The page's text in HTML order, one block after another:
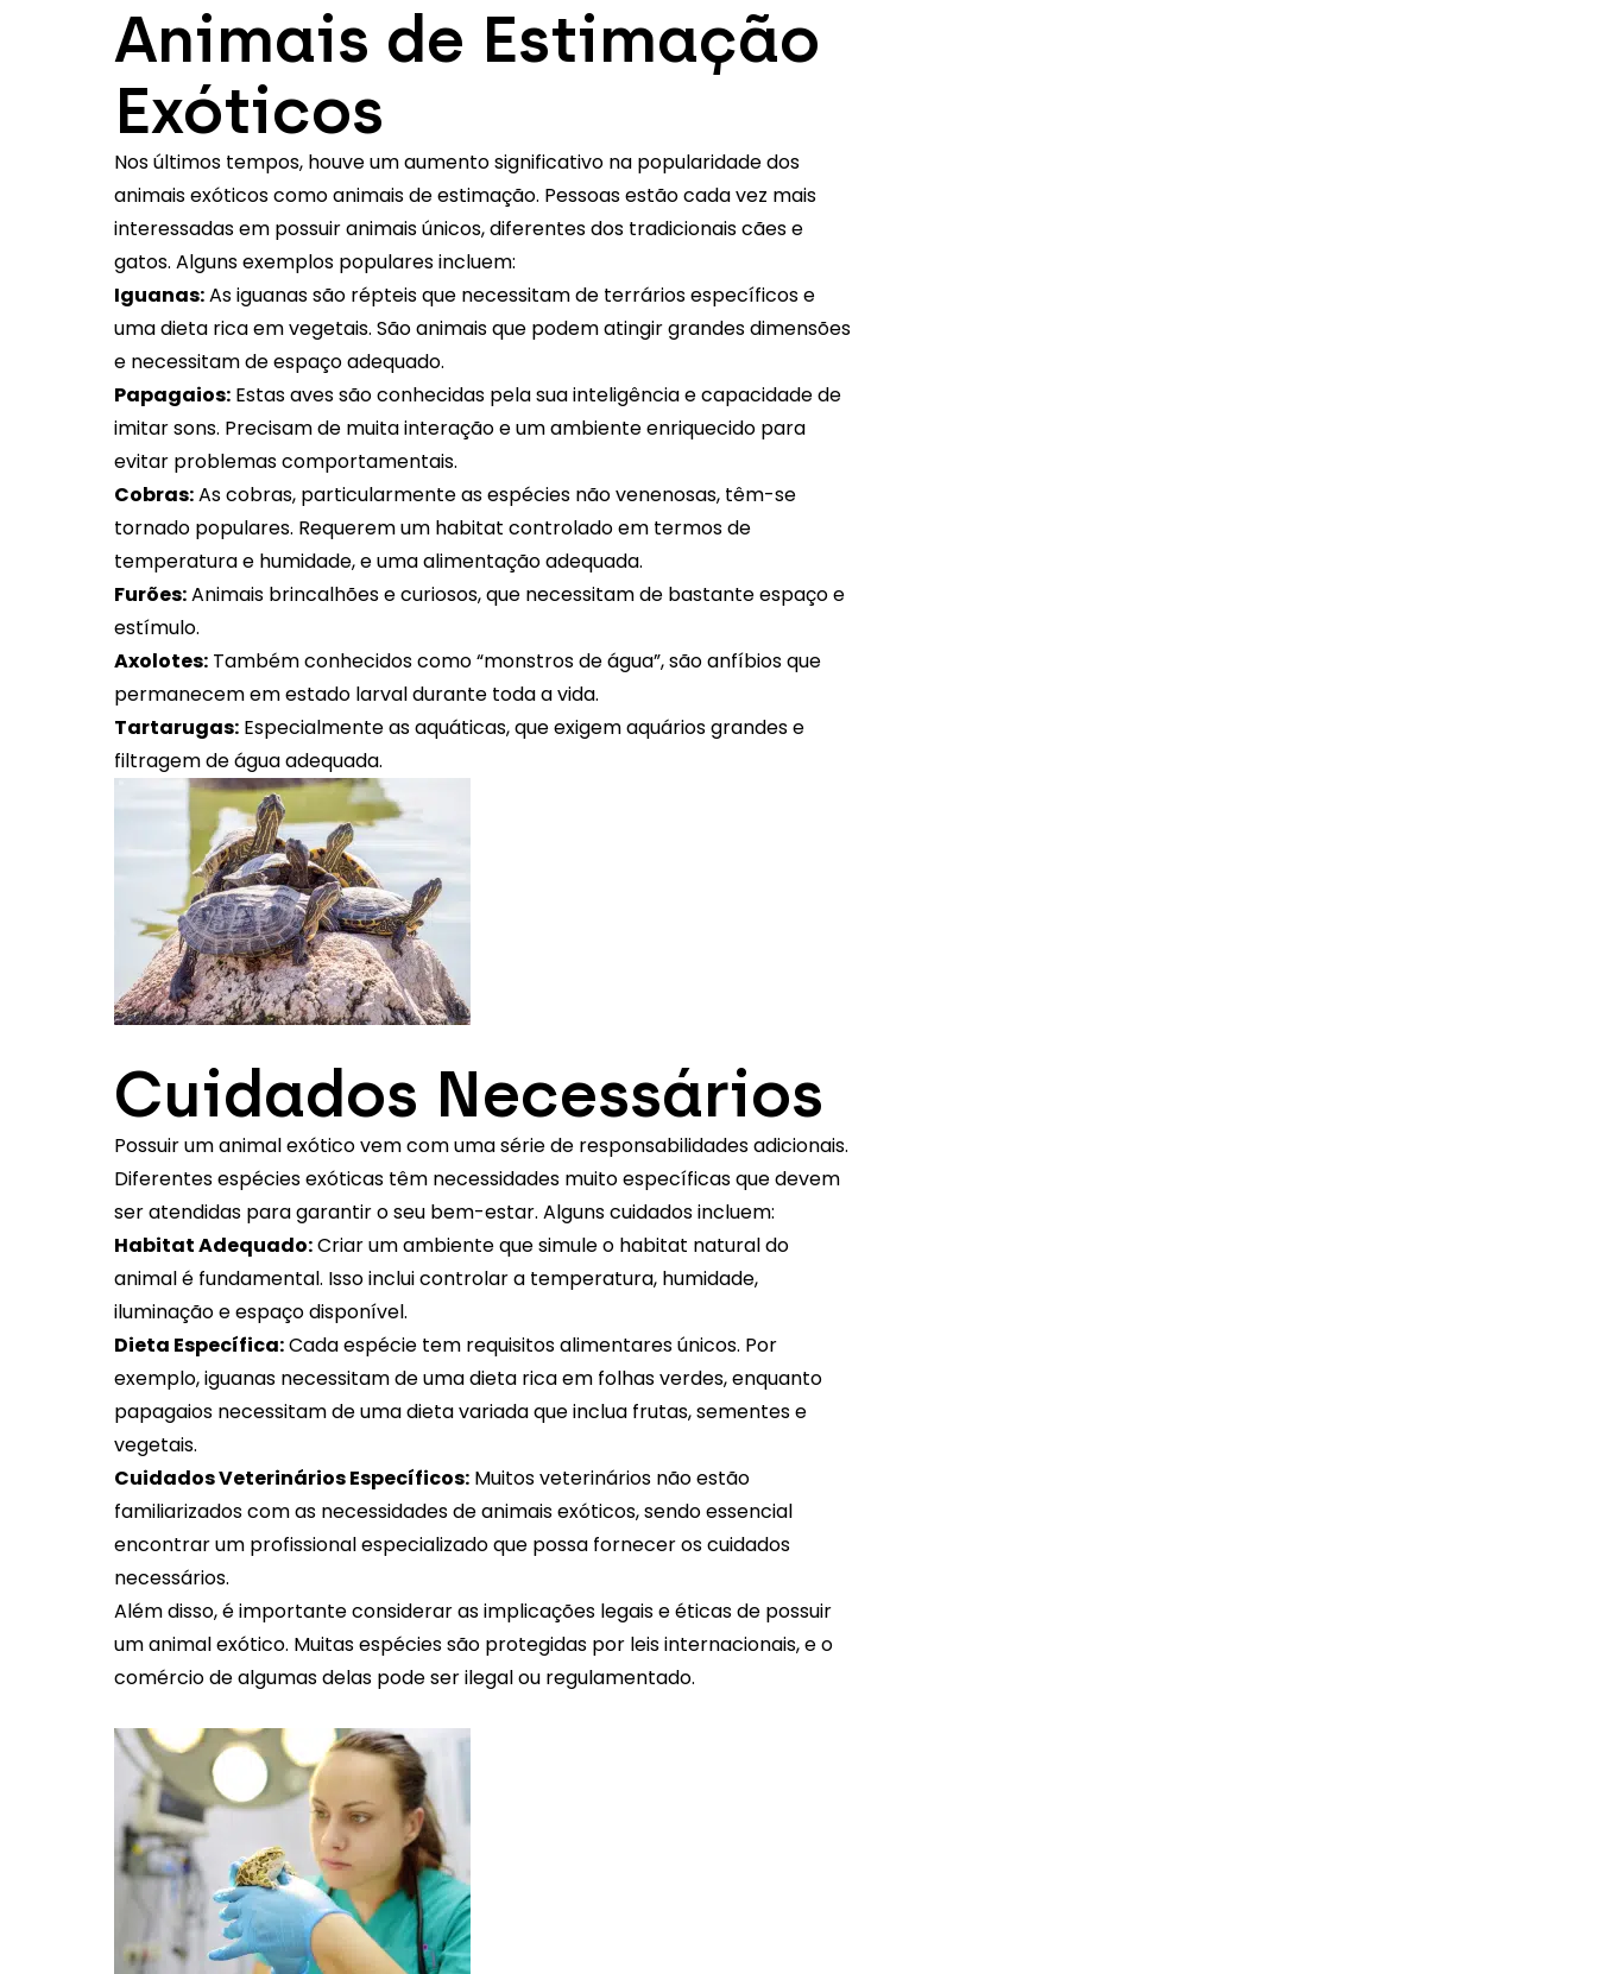
Animais de Estimação
Exóticos
Nos últimos tempos, houve um aumento significativo na popularidade dos
animais exóticos como animais de estimação. Pessoas estão cada vez mais
interessadas em possuir animais únicos, diferentes dos tradicionais cães e
gatos. Alguns exemplos populares incluem:
Iguanas:As iguanas são répteis que necessitam de terrários específicos e
uma dieta rica em vegetais. São animais que podem atingir grandes dimensões
e necessitam de espaço adequado.
Papagaios: Estas aves são conhecidas pela sua inteligência e capacidade de
imitar sons. Precisam de muita interação e um ambiente enriquecido para
evitar problemas comportamentais.
Cobras:As cobras, particularmente as espécies não venenosas, têm-se
tornado populares. Requerem um habitat controlado em termos de
temperatura e humidade, e uma alimentação adequada.
Furões:Animais brincalhões e curiosos, que necessitam de bastante espaço e
estímulo.
Axolotes: Também conhecidos como “monstros de água”, são anfíbios que
permanecem em estado larval durante toda a vida.
Tartarugas: Especialmente as aquáticas, que exigem aquários grandes e
filtragem de água adequada.
Cuidados Necessários
Possuir um animal exótico vem com uma série de responsabilidades adicionais.
Diferentes espécies exóticas têm necessidades muito específicas que devem
ser atendidas para garantir o seu bem-estar. Alguns cuidados incluem:
Habitat Adequado:Criar um ambiente que simule o habitat natural do
animal é fundamental. Isso inclui controlar a temperatura, humidade,
iluminação e espaço disponível.
Dieta Específica:Cada espécie tem requisitos alimentares únicos. Por
exemplo, iguanas necessitam de uma dieta rica em folhas verdes, enquanto
papagaios necessitam de uma dieta variada que inclua frutas, sementes e
vegetais.
Cuidados Veterinários Específicos: Muitos veterinários não estão
familiarizados com as necessidades de animais exóticos, sendo essencial
encontrar um profissional especializado que possa fornecer os cuidados
necessários.
Além disso, é importante considerar as implicações legais e éticas de possuir
um animal exótico. Muitas espécies são protegidas por leis internacionais, e o
comércio de algumas delas pode ser ilegal ou regulamentado.